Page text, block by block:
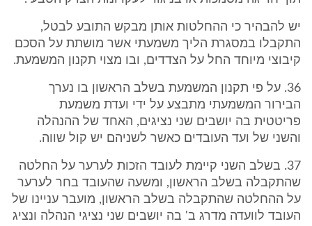
יש להבהיר כי ההחלטות אותן מבקש התובע לבטל,
התקבלו במסגרת הליך משמעתי אשר מושתת על הסכם
קיבוצי מיוחד החל על הצדדים, ובו מצוי תקנון המשמעת.
36. על פי תקנון המשמעת בשלב הראשון בו נערך
הבירור המשמעתי מתבצע על ידי ועדת משמעת
פריטטית בה יושבים שני נציגים, האחד של ההנהלה
והשני של ועד העובדים כאשר לשניהם יש קול שווה.
37. בשלב השני קיימת לעובד הזכות לערער על החלטה
שהתקבלה בשלב הראשון, ומשעה שהעובד בחר לערער
על ההחלטה שהתקבלה בשלב הראשון, מועבר עניינו של
העובד לוועדה מדרג ב' בה יושבים שני נציגי הנהלה ונציג